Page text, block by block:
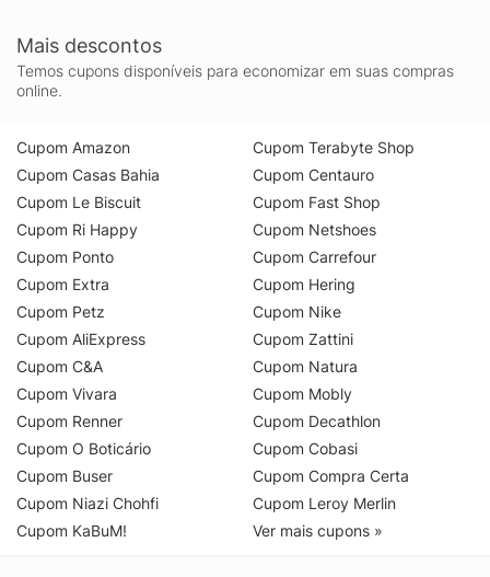
Mais descontos
Temos cupons disponíveis para economizar em suas compras
online.
Cupom Amazon
Cupom Casas Bahia
Cupom Le Biscuit
Cupom Ri Happy
Cupom Ponto
Cupom Extra
Cupom Petz
Cupom AliExpress
Cupom C&A
Cupom Vivara
Cupom Renner
Cupom O Boticário
Cupom Buser
Cupom Niazi Chohfi
Cupom KaBuM!
Cupom Terabyte Shop
Cupom Centauro
Cupom Fast Shop
Cupom Netshoes
Cupom Carrefour
Cupom Hering
Cupom Nike
Cupom Zattini
Cupom Natura
Cupom Mobly
Cupom Decathlon
Cupom Cobasi
Cupom Compra Certa
Cupom Leroy Merlin
Ver mais cupons »